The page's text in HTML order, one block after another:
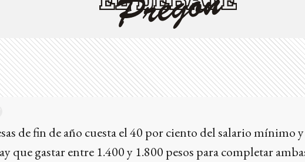
de fin de año cuesta el 40 por ciento del salario mínimo y
que gastar entre 1.400 y 1.800 pesos para completar